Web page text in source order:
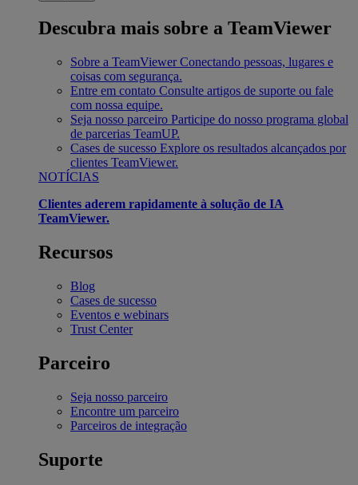
Descubra mais sobre a TeamViewer
Sobre a TeamViewer Conectando pessoas, lugares e
coisas com segurança.
Entre em contato Consulte artigos de suporte ou fale
com nossa equipe.
Seja nosso parceiro Participe do nosso programa global
de parcerias TeamUP.
Cases de sucesso Explore os resultados alcançados por
clientes TeamViewer.
NOTÍCIAS
Clientes aderem rapidamente à solução de IA
TeamViewer.
Recursos
Blog
Cases de sucesso
Eventos e webinars
Trust Center
Parceiro
Seja nosso parceiro
Encontre um parceiro
Parceiros de integração
Suporte